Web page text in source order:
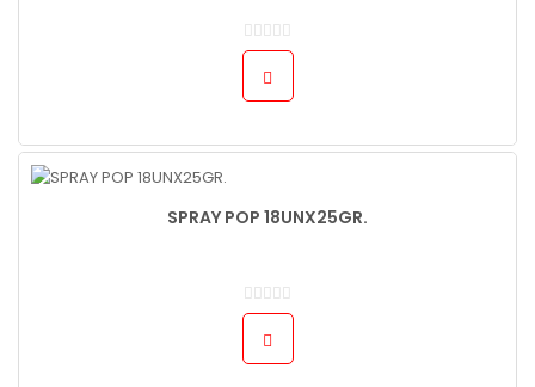
SPRAY POP 18UNX25GR.